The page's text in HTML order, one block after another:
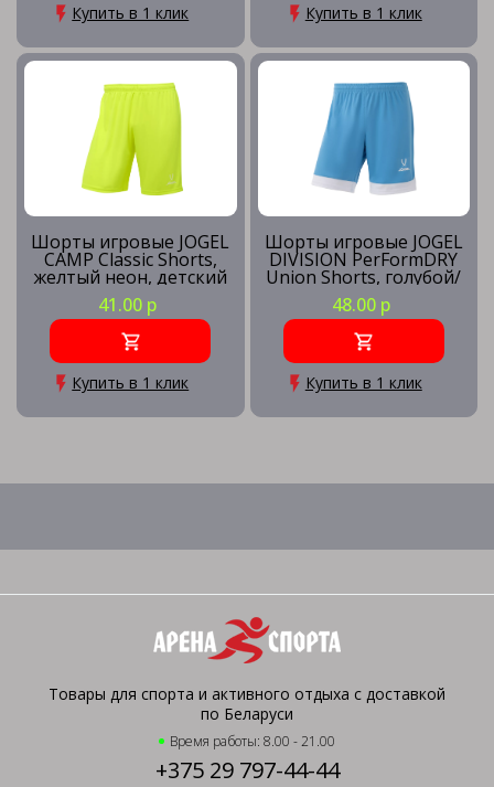
Купить в 1 клик Купить в 1 клик
Шорты игровые JOGEL
CAMP Classic Shorts,
желтый неон, детский
41.00 р
Купить в 1 клик
Шорты игровые JOGEL
DIVISION PerFormDRY
Union Shorts, голубой/
белый/белый
48.00 р
Купить в 1 клик
Товары для спорта и активного отдыха с доставкой
по Беларуси
Время работы: 8.00 - 21.00
+375 29 797-44-44